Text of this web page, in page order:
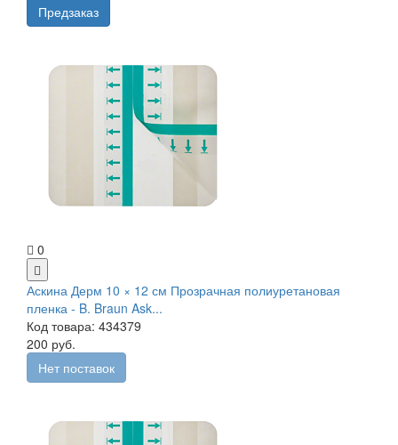
Предзаказ
0
Аскина Дерм 10 × 12 см Прозрачная полиуретановая
пленка - B. Braun Ask...
Код товара: 434379
200 руб.
Нет поставок